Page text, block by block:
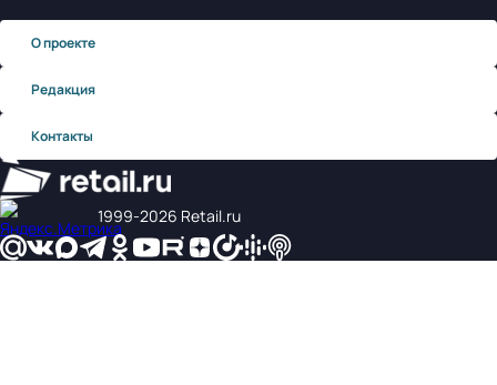
О проекте
Редакция
Контакты
1999‑2026 Retail.ru